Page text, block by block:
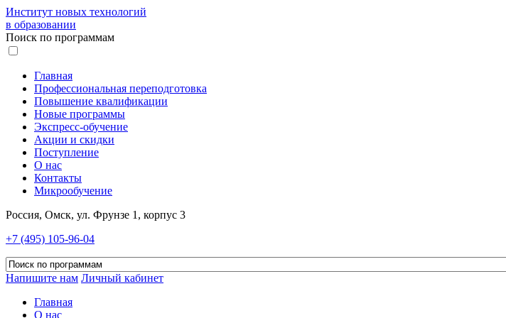
Институт новых технологий
в образовании
Поиск по программам
Главная
Профессиональная переподготовка
Повышение квалификации
Новые программы
Экспресс-обучение
Акции и скидки
Поступление
О нас
Контакты
Микрообучение
Россия, Омск, ул. Фрунзе 1, корпус 3
+7 (495) 105-96-04
Напишите нам Личный кабинет
Главная
О нас